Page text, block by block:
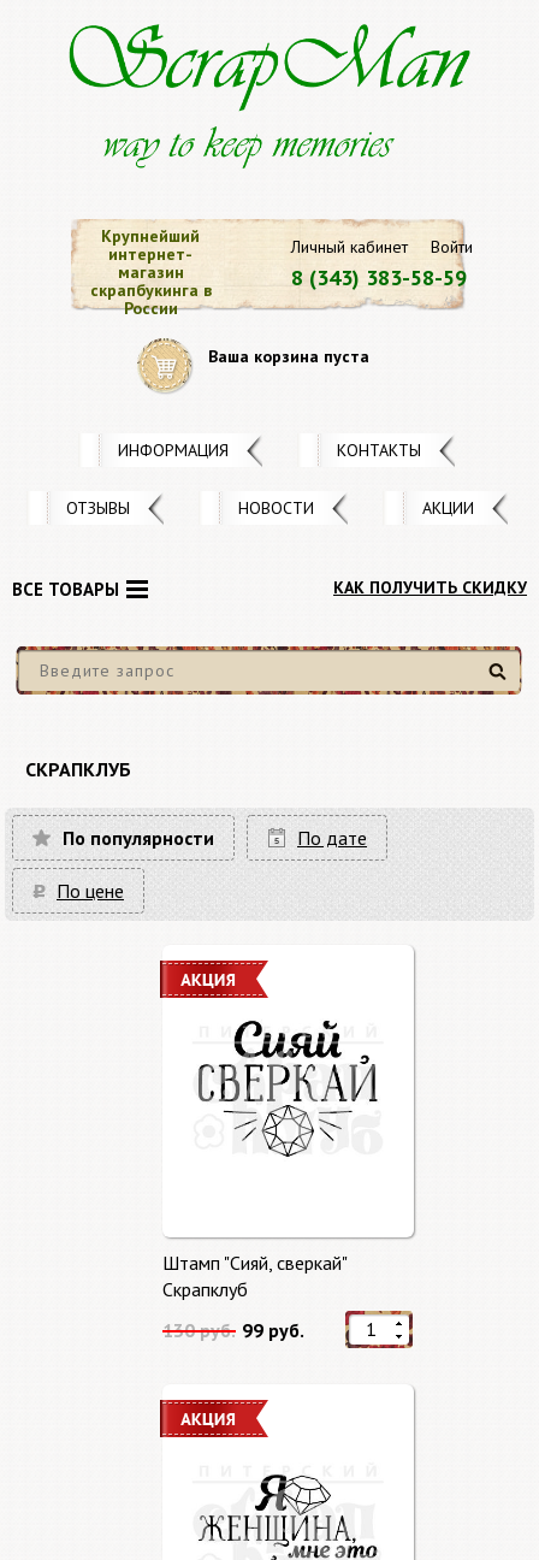
Личный кабинет Войти
8 (343) 383-58-59
Крупнейший
интернет-
магазин
скрапбукинга в
России
Ваша корзина пуста
ИНФОРМАЦИЯ КОНТАКТЫ
ОТЗЫВЫ НОВОСТИ АКЦИИ
КАК ПОЛУЧИТЬ СКИДКУ
Найти
ВСЕ ТОВАРЫ
СКРАПКЛУБ
По популярности По дате
По цене
Штамп "Сияй, сверкай"
Скрапклуб
130 руб. 99 руб.